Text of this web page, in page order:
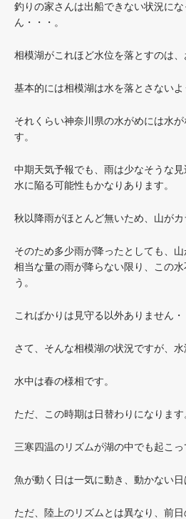
釣りの家さんは出船できない状況に
ん・・・。
相模湖がこれほど水位を落とすのは、
基本的には相模湖は水を落とさないよ
それくらい神奈川県の水がめには水
す。
中期天気予報でも、雨は少なそうな
水に陥る可能性もかなりあります。
秋以降雨がほとんど無いため、山がカ
そのため多少雨が降ったとしても、山
相当な量の雨が降らない限り、この
う。
こればかりは見守る以外ありません・
さて、そんな相模湖の状況ですが、
水中は春の様相です。
ただ、この時期は日替わりになります
三寒四温のリズムが湖の中でも起こっ
魚が動く日は一気に動き、動かない日
ただ、陸上のリズムとは異なり、前